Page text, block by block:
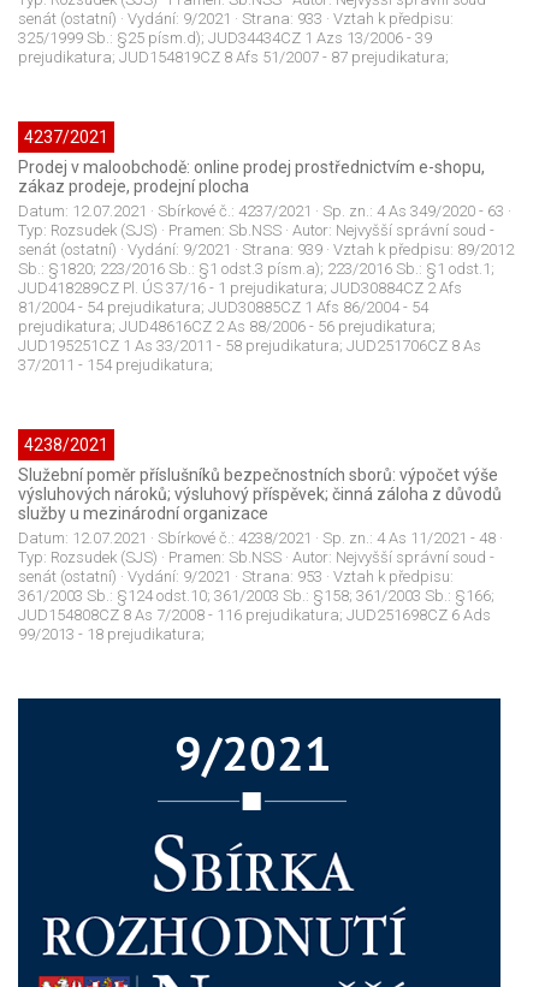
senát (ostatní) · Vydání: 9/2021 · Strana: 933 · Vztah k předpisu:
325/1999 Sb.: §25 písm.d); JUD34434CZ 1 Azs 13/2006 - 39
prejudikatura; JUD154819CZ 8 Afs 51/2007 - 87 prejudikatura;
4237/2021
Prodej v maloobchodě: online prodej prostřednictvím e-shopu,
zákaz prodeje, prodejní plocha
Datum: 12.07.2021 · Sbírkové č.: 4237/2021 · Sp. zn.: 4 As 349/2020 - 63 ·
Typ: Rozsudek (SJS) · Pramen: Sb.NSS · Autor: Nejvyšší správní soud -
senát (ostatní) · Vydání: 9/2021 · Strana: 939 · Vztah k předpisu: 89/2012
Sb.: §1820; 223/2016 Sb.: §1 odst.3 písm.a); 223/2016 Sb.: §1 odst.1;
JUD418289CZ Pl. ÚS 37/16 - 1 prejudikatura; JUD30884CZ 2 Afs
81/2004 - 54 prejudikatura; JUD30885CZ 1 Afs 86/2004 - 54
prejudikatura; JUD48616CZ 2 As 88/2006 - 56 prejudikatura;
JUD195251CZ 1 As 33/2011 - 58 prejudikatura; JUD251706CZ 8 As
37/2011 - 154 prejudikatura;
4238/2021
Služební poměr příslušníků bezpečnostních sborů: výpočet výše
výsluhových nároků; výsluhový příspěvek; činná záloha z důvodů
služby u mezinárodní organizace
Datum: 12.07.2021 · Sbírkové č.: 4238/2021 · Sp. zn.: 4 As 11/2021 - 48 ·
Typ: Rozsudek (SJS) · Pramen: Sb.NSS · Autor: Nejvyšší správní soud -
senát (ostatní) · Vydání: 9/2021 · Strana: 953 · Vztah k předpisu:
361/2003 Sb.: §124 odst.10; 361/2003 Sb.: §158; 361/2003 Sb.: §166;
JUD154808CZ 8 As 7/2008 - 116 prejudikatura; JUD251698CZ 6 Ads
99/2013 - 18 prejudikatura;